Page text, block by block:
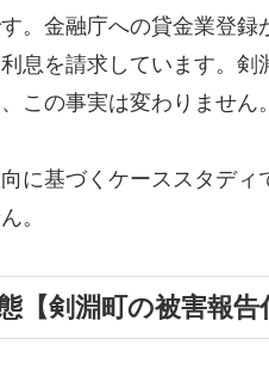
。金融庁への貸金業登録
息を請求しています。剣
この事実は変わりません。
に基づくケーススタディ
。
剣淵町の被害報告